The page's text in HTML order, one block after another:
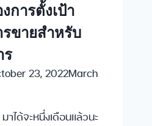
การตั้งเป้า
ขายสำหรับ
ร
23, 2022March
ได้จะหนึ่งเดือนแล้วนะ